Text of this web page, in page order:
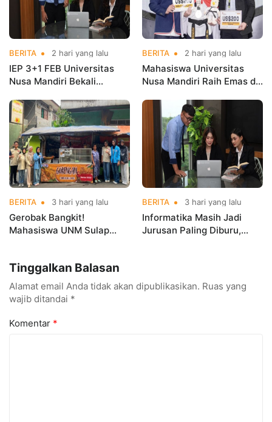
BERITA 2 hari yang lalu
IEP 3+1 FEB Universitas
Nusa Mandiri Bekali
Kerja Sebelum Lulus
BERITA 2 hari yang lalu
Mahasiswa Universitas
Nusa Mandiri Raih Emas di
Indonesia Open
Championships 2026
BERITA 3 hari yang lalu
Gerobak Bangkit!
Mahasiswa UNM Sulap
BERITA 3 hari yang lalu
Informatika Masih Jadi
Jurusan Paling Diburu,
Tinggalkan Balasan
Alamat email Anda tidak akan dipublikasikan. Ruas yang
wajib ditandai *
Komentar *